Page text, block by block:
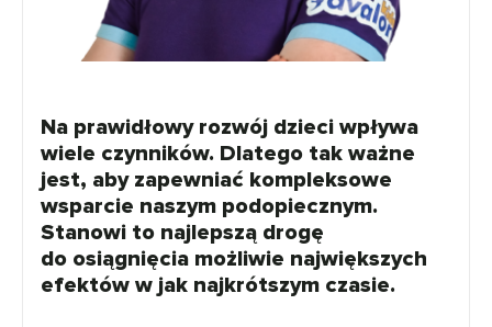
Na prawidłowy rozwój dzieci wpływa
wiele czynników. Dlatego tak ważne
jest, aby zapewniać kompleksowe
wsparcie naszym podopiecznym.
Stanowi to najlepszą drogę
do osiągnięcia możliwie największych
efektów w jak najkrótszym czasie.